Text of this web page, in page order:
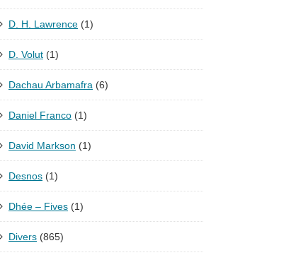
D. H. Lawrence (1)
D. Volut (1)
Dachau Arbamafra (6)
Daniel Franco (1)
David Markson (1)
Desnos (1)
Dhée – Fives (1)
Divers (865)